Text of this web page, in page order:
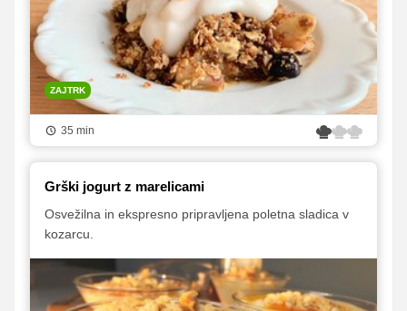
ZAJTRK
35 min
Grški jogurt z marelicami
Osvežilna in ekspresno pripravljena poletna sladica v
kozarcu.